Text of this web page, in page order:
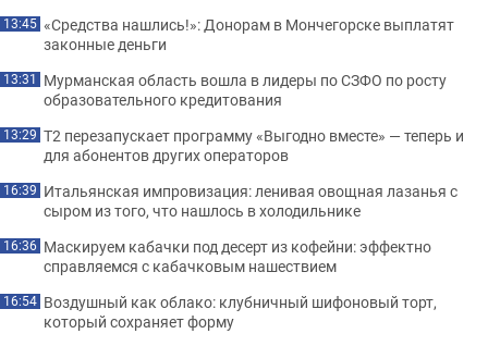
13:45 «Средства нашлись!»: Донорам в Мончегорске выплатят
законные деньги
13:31 Мурманская область вошла в лидеры по СЗФО по росту
образовательного кредитования
13:29 Т2 перезапускает программу «Выгодно вместе» — теперь и
для абонентов других операторов
16:39 Итальянская импровизация: ленивая овощная лазанья с
сыром из того, что нашлось в холодильнике
16:36 Маскируем кабачки под десерт из кофейни: эффектно
справляемся с кабачковым нашествием
16:54 Воздушный как облако: клубничный шифоновый торт,
который сохраняет форму